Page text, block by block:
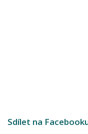
Sdílet na